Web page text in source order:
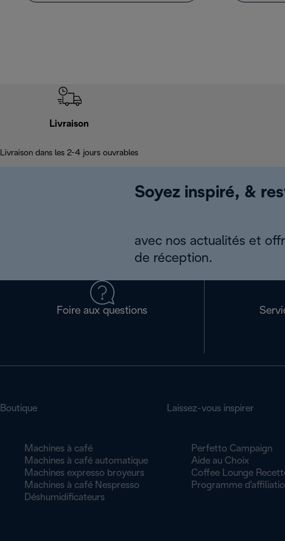
Livraison
Livraison dans les 2-4 jours ouvrables
Soyez inspiré, &
avec nos actualités et
de réception.
Foire aux questions
Boutique
Machines à café
Machines à café automatique
Machines expresso broyeurs
Machines à café Nespresso
Déshumidificateurs
Laissez-vous inspirer
Perfetto Campaign
Aide au Choix
Coffee Lounge
Programme